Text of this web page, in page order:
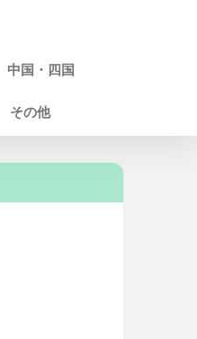
中国・四国
その他